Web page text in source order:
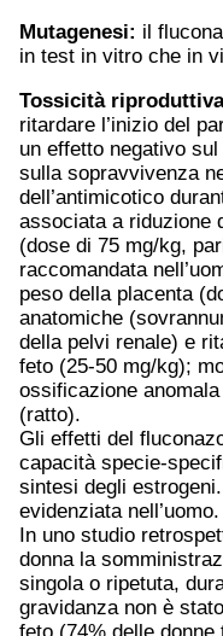
Mutagenesi: il
in test in vitro che in
Tossicità
ritardare l’inizio del
un effetto negativo
sulla sopravvivenza
dell’antimicotico
associata a riduzione
(dose di 75 mg/kg,
raccomandata
peso della placenta
anatomiche
della pelvi renale) e
feto (25-50 mg/kg);
ossificazione
(ratto).
Gli effetti del
capacità specie-
sintesi degli
evidenziata nell’uomo.
In uno studio
donna la
singola o ripetuta,
gravidanza non è